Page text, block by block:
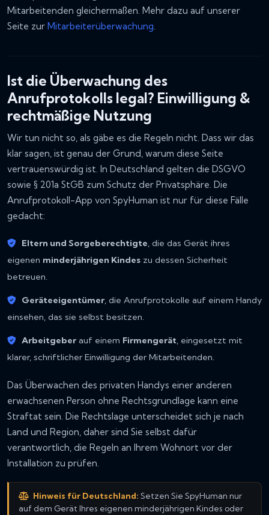
Mitarbeitenden gleichermaßen. Mehr dazu auf unserer
Seite zur Mitarbeiterüberwachung.
Ist die Überwachung des
Anrufprotokolls legal? Einwilligung &
rechtmäßige Nutzung
Wir tun nicht so, als gäbe es die Regeln nicht. Dass wir das
klar sagen, ist genau der Grund, warum diese Seite
vertrauenswürdig ist. In Deutschland gelten die DSGVO
sowie § 201a StGB zum Schutz der Privatsphäre. Die
Anrufprotokoll-App von SpyHuman ist nur für diese Fälle
gedacht:
Eltern und Sorgeberechtigte, die das Gerät ihres
eigenen minderjährigen Kindes zu dessen Sicherheit
betreuen.
Geräteeigentümer, die Anrufprotokolle auf einem Handy
einsehen, das sie selbst besitzen.
Arbeitgeber auf einem Firmengerät, eingesetzt mit
klarer, schriftlicher Einwilligung der Mitarbeitenden.
Das Überwachen des privaten Handys einer anderen
erwachsenen Person ohne Rechtsgrundlage kann eine
Straftat sein. Die Rechtslage unterscheidet sich je nach
Land und Region, daher sind Sie selbst dafür
verantwortlich, die Regeln an Ihrem Wohnort vor der
Installation zu prüfen.
Hinweis für Deutschland: Setzen Sie SpyHuman nur
auf dem Gerät Ihres eigenen minderjährigen Kindes oder